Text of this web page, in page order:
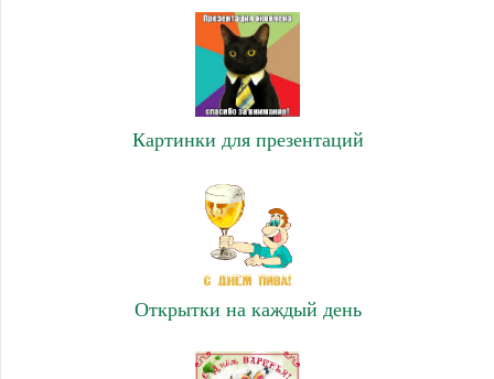
Картинки для презентаций
Открытки на каждый день